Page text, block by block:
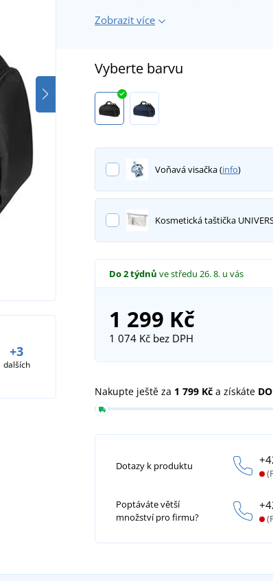
+3
dalších
Zobrazit více
Vyberte barvu
Voňavá visačka (info)
Kosmetická taštička
Do 2 týdnů ve středu 26. 8. u vás
1 299 Kč
1 074 Kčbez DPH
Nakupte ještě za 1 799 Kč a získáte
Dotazy k produktu
Poptáváte větší
množství pro firmu?